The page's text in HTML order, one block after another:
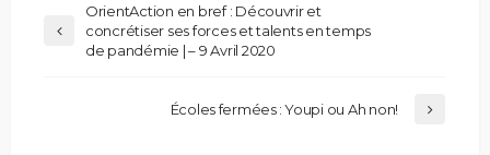
OrientAction en bref : Découvrir et
concrétiser ses forces et talents en temps
de pandémie | – 9 Avril 2020
Écoles fermées : Youpi ou Ah non!